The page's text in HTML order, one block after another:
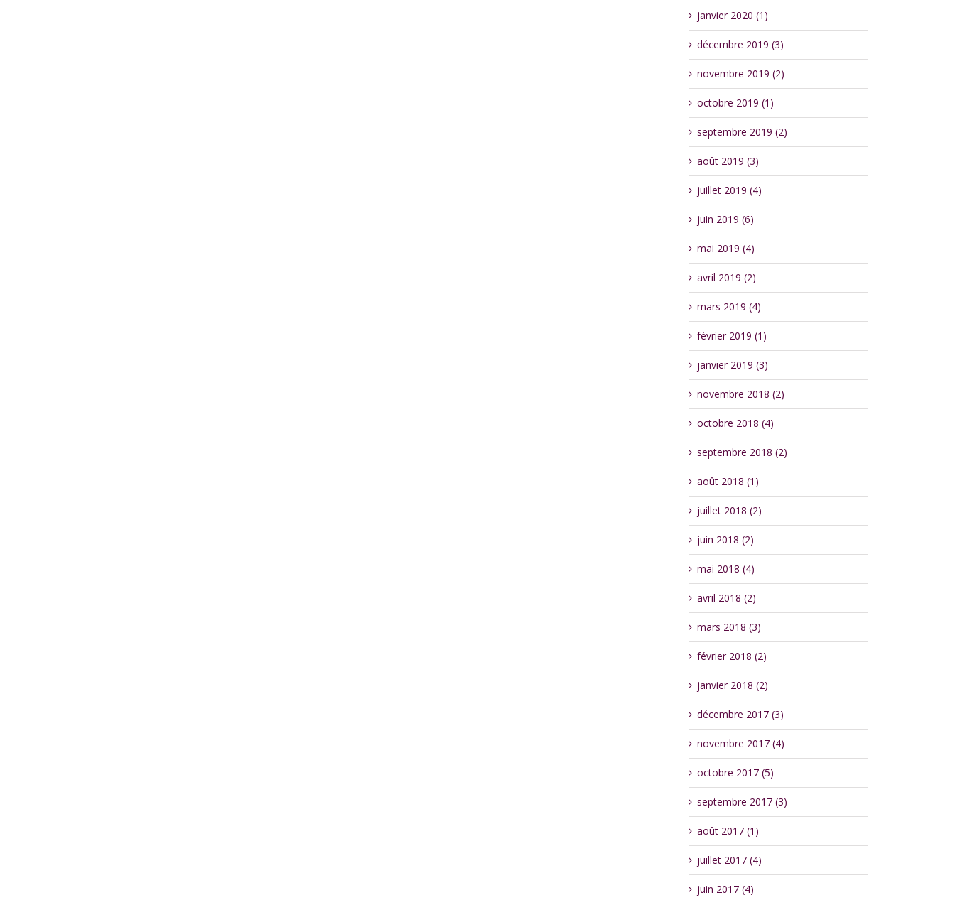
janvier 2020 (1)
décembre 2019 (3)
novembre 2019 (2)
octobre 2019 (1)
septembre 2019 (2)
août 2019 (3)
juillet 2019 (4)
juin 2019 (6)
mai 2019 (4)
avril 2019 (2)
mars 2019 (4)
février 2019 (1)
janvier 2019 (3)
novembre 2018 (2)
octobre 2018 (4)
septembre 2018 (2)
août 2018 (1)
juillet 2018 (2)
juin 2018 (2)
mai 2018 (4)
avril 2018 (2)
mars 2018 (3)
février 2018 (2)
janvier 2018 (2)
décembre 2017 (3)
novembre 2017 (4)
octobre 2017 (5)
septembre 2017 (3)
août 2017 (1)
juillet 2017 (4)
juin 2017 (4)